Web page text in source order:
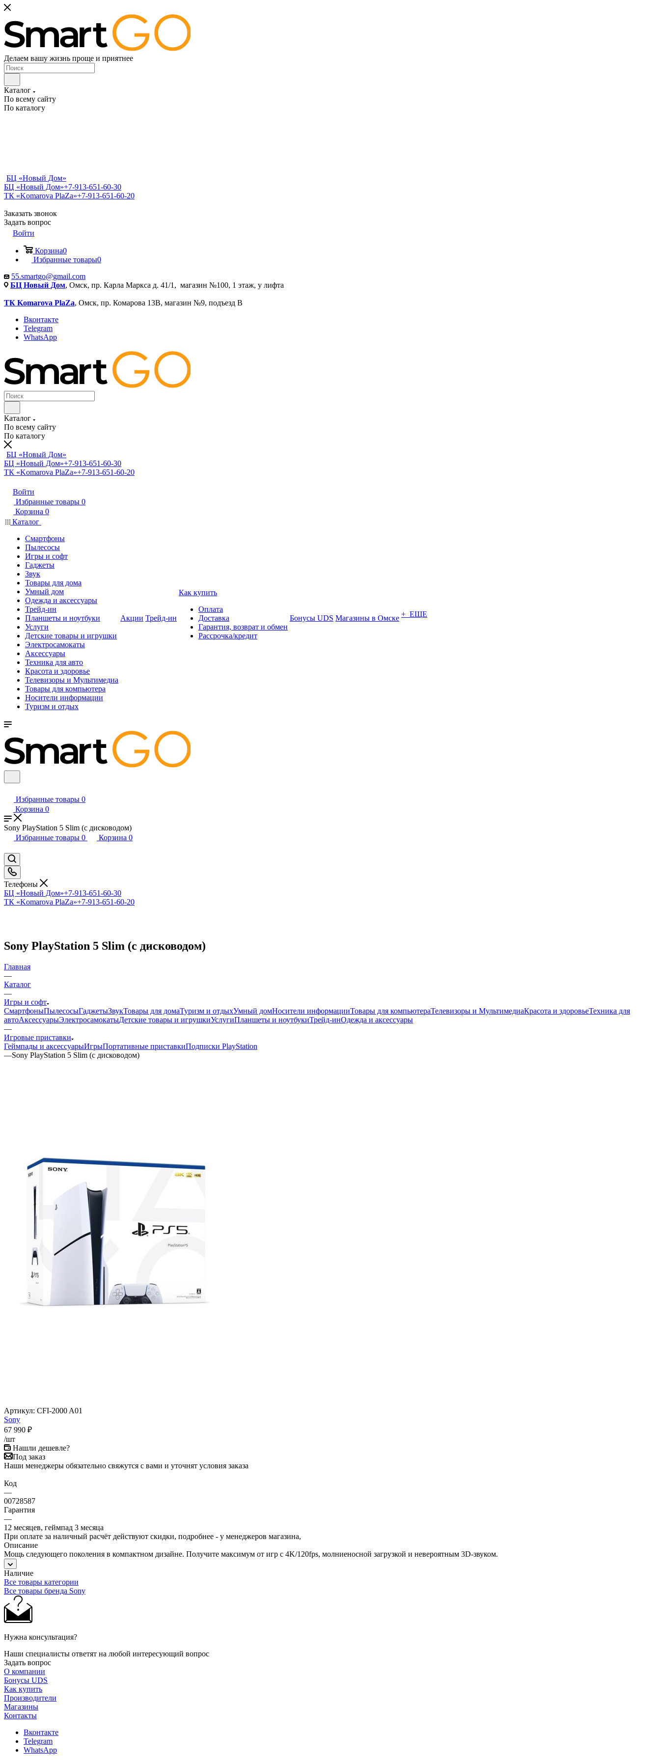
Делаем вашу жизнь проще и приятнее
Каталог
По всему сайту
По каталогу
БЦ «Новый Дом»
БЦ «Новый Дом»+7-913-651-60-30
ТК «Komarova PlaZa»+7-913-651-60-20
Заказать звонок
Задать вопрос
Войти
Корзина0
Избранные товары0
55.smartgo@gmail.com
БЦ Новый Дом, Омск, пр. Карла Маркса д. 41/1, магазин №100, 1 этаж, у лифта
ТК Komarova PlaZa, Омск, пр. Комарова 13В, магазин №9, подъезд В
Вконтакте
Telegram
WhatsApp
Каталог
По всему сайту
По каталогу
БЦ «Новый Дом»
БЦ «Новый Дом»+7-913-651-60-30
ТК «Komarova PlaZa»+7-913-651-60-20
Войти
Избранные товары 0
Корзина 0
Каталог
Смартфоны
Пылесосы
Игры и софт
Гаджеты
Звук
Товары для дома
Умный дом
Одежда и аксессуары
Трейд-ин
Планшеты и ноутбуки
Услуги
Детские товары и игрушки
Электросамокаты
Аксессуары
Техника для авто
Красота и здоровье
Телевизоры и Мультимедиа
Товары для компьютера
Носители информации
Туризм и отдых
Акции Трейд-ин
Как купить
Оплата
Доставка
Гарантия, возврат и обмен
Рассрочка/кредит
Бонусы UDS Магазины в Омске + ЕЩЕ
Избранные товары 0
Корзина 0
Sony PlayStation 5 Slim (с дисководом)
Избранные товары 0 Корзина 0
Телефоны
БЦ «Новый Дом»+7-913-651-60-30
ТК «Komarova PlaZa»+7-913-651-60-20
Sony PlayStation 5 Slim (с дисководом)
Главная
—
Каталог
—
Игры и софт
СмартфоныПылесосыГаджетыЗвукТовары для домаТуризм и отдыхУмный домНосители информацииТовары для компьютераТелевизоры и МультимедиаКрасота и здоровьеТехника для
автоАксессуарыЭлектросамокатыДетские товары и игрушкиУслугиПланшеты и ноутбукиТрейд-инОдежда и аксессуары
—
Игровые приставки
Геймпады и аксессуарыИгрыПортативные приставкиПодписки PlayStation
—Sony PlayStation 5 Slim (с дисководом)
Артикул: CFI-2000 A01
Sony
67 990 ₽
/шт
Нашли дешевле?
Под заказ
Наши менеджеры обязательно свяжутся с вами и уточнят условия заказа
Код
—
00728587
Гарантия
—
12 месяцев, геймпад 3 месяца
При оплате за наличный расчёт действуют скидки, подробнее - у менеджеров магазина,
Описание
Мощь следующего поколения в компактном дизайне. Получите максимум от игр с 4K/120fps, молниеносной загрузкой и невероятным 3D-звуком.
Наличие
Все товары категории
Все товары бренда Sony
Нужна консультация?
Наши специалисты ответят на любой интересующий вопрос
Задать вопрос
О компании
Бонусы UDS
Как купить
Производители
Магазины
Контакты
Вконтакте
Telegram
WhatsApp